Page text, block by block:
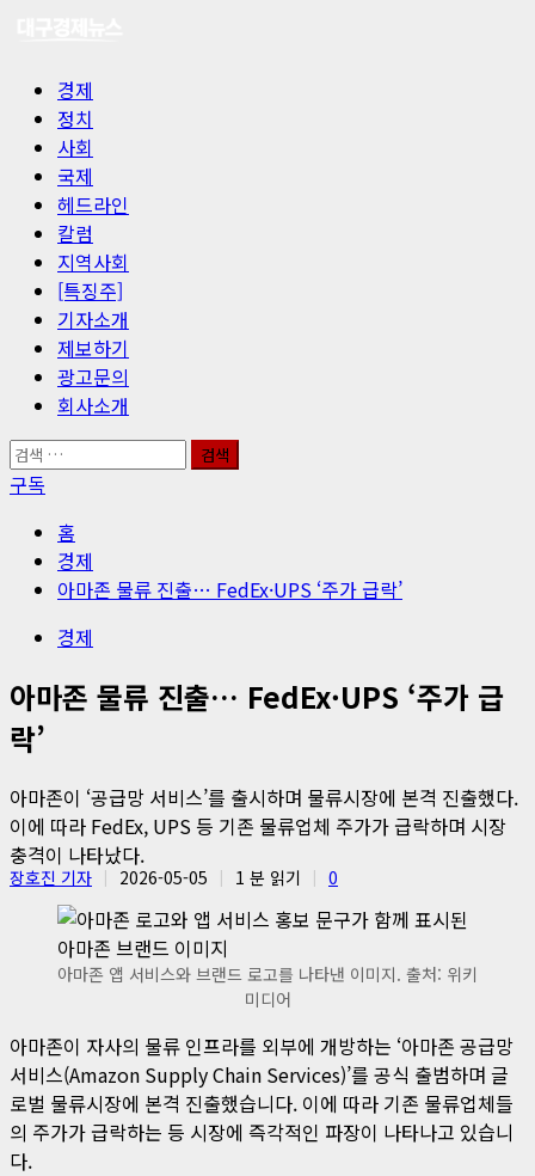
경제
정치
사회
국제
헤드라인
칼럼
지역사회
[특징주]
기자소개
제보하기
광고문의
회사소개
검
색:
구독
홈
경제
아마존 물류 진출… FedEx·UPS ‘주가 급락’
경제
아마존 물류 진출… FedEx·UPS ‘주가 급
락’
아마존이 ‘공급망 서비스’를 출시하며 물류시장에 본격 진출했다.
이에 따라 FedEx, UPS 등 기존 물류업체 주가가 급락하며 시장
충격이 나타났다.
장호진 기자 2026-05-05 1 분 읽기 0
아마존 앱 서비스와 브랜드 로고를 나타낸 이미지. 출처: 위키
미디어
아마존이 자사의 물류 인프라를 외부에 개방하는 ‘아마존 공급망
서비스(Amazon Supply Chain Services)’를 공식 출범하며 글
로벌 물류시장에 본격 진출했습니다. 이에 따라 기존 물류업체들
의 주가가 급락하는 등 시장에 즉각적인 파장이 나타나고 있습니
다.